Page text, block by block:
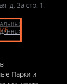
д. 3а стр. 1,
ДАННЫХ
Парки и